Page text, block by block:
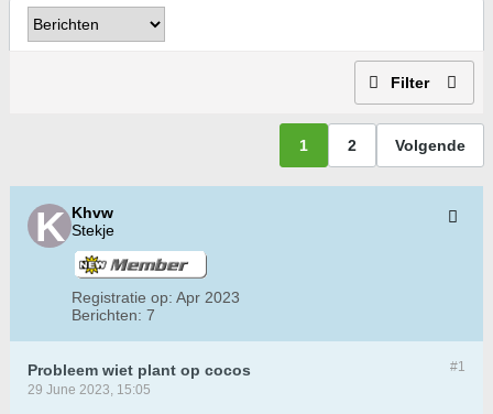
Filter
1 2 Volgende
Khvw
Stekje
Registratie op: Apr 2023
Berichten: 7
#1
Probleem wiet plant op cocos
29 June 2023, 15:05